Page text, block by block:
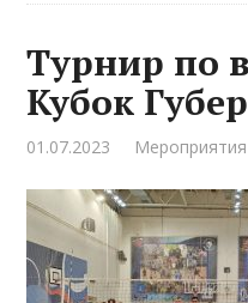
Турнир по
Кубок
01.07.2023 Мероприятия